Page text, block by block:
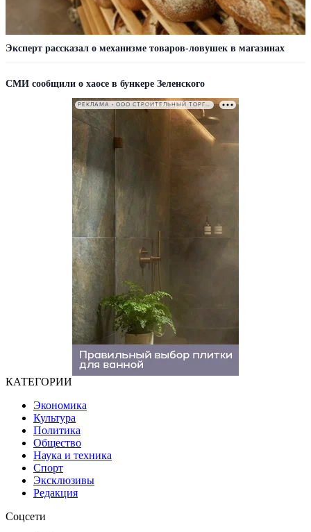
Эксперт рассказал о механизме товаров-ловушек в магазинах
СМИ сообщили о хаосе в бункере Зеленского
РЕКЛАМА • ООО СТРОИТЕЛЬНЫЙ ТОРГОВЫЙ ДОМ «ПЕТРОВИЧ». ИНН: 7802348846
КАТЕГОРИИ
Экономика
Культура
Политика
Общество
Наука и техника
Спорт
Эксклюзивы
Редакция
Соцсети